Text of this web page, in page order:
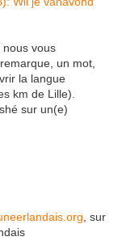
vous
un mot,
la langue
km de Lille).
sur un(e)
, sur